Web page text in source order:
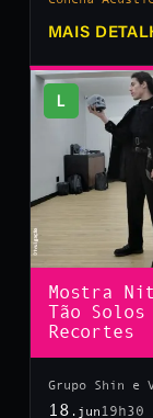
MAIS
L
Mostra
Tão
Recortes
Grupo Shin e
18 .jun 19h30